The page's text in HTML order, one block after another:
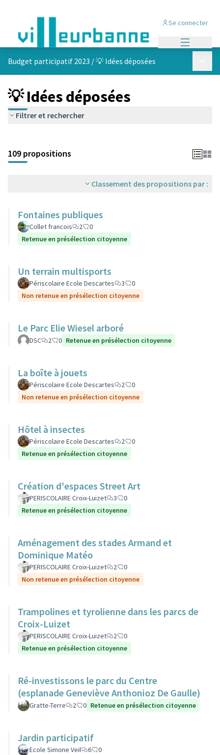
Se connecter
Budget participatif 2023 /💡 Idées déposées
💡 Idées déposées
Filtrer et rechercher
+
−
109 propositions
Classement des propositions par :
Fontaines publiques
Collet francois 2
0
Retenue en présélection citoyenne
Un terrain multisports
Périscolaire Ecole Descartes 3
0
Non retenue en présélection citoyenne
Le Parc Elie Wiesel arboré
DSC 2 0 Retenue en présélection citoyenne
La boîte à jouets
Périscolaire Ecole Descartes 2
0
Non retenue en présélection citoyenne
Hôtel à insectes
Périscolaire Ecole Descartes 2
0
Retenue en présélection citoyenne
Création d'espaces Street Art
PERISCOLAIRE Croix-Luizet 3
0
Retenue en présélection citoyenne
Aménagement des stades Armand et
Dominique Matéo
PERISCOLAIRE Croix-Luizet 2
0
Non retenue en présélection citoyenne
Trampolines et tyrolienne dans les parcs de
Croix-Luizet
PERISCOLAIRE Croix-Luizet 2
0
Retenue en présélection citoyenne
Ré-investissons le parc du Centre
(esplanade Geneviève Anthonioz De Gaulle)
Gratte-Terre 2 0 Retenue en présélection citoyenne
Jardin participatif
Ecole Simone Veil 6
0